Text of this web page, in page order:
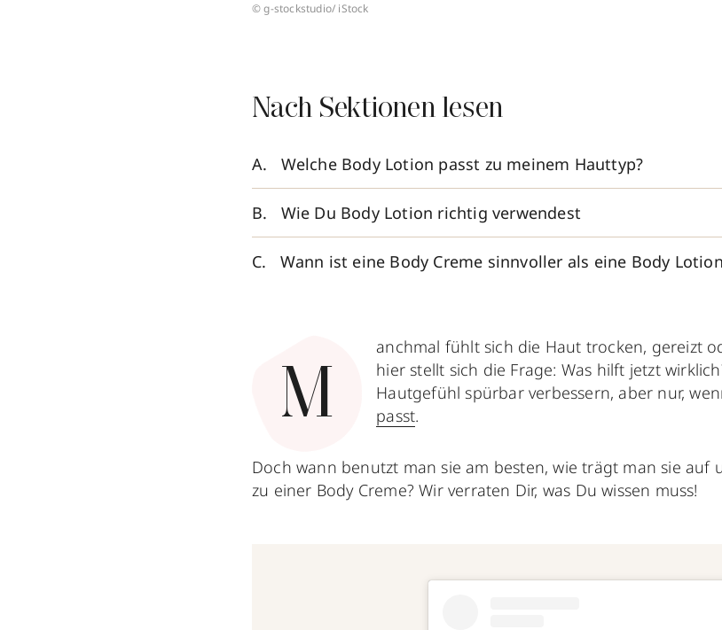
© g-stockstudio/ iStock
Nach Sektionen lesen
Welche Body Lotion passt zu meinem Hauttyp?
Wie Du Body Lotion richtig verwendest
Wann ist eine Body Creme sinnvoller als eine Body
M
anchmal fühlt sich die Haut trocken, gereizt
hier stellt sich die Frage: Was hilft jetzt
Hautgefühl spürbar verbessern, aber nur,
passt.
Doch wann benutzt man sie am besten, wie trägt man sie
zu einer Body Creme? Wir verraten Dir, was Du wissen muss!